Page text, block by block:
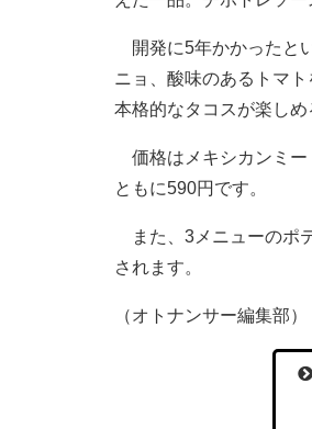
開発に5年かかったと
ニョ、酸味のあるトマ
本格的なタコスが楽しめ
価格はメキシカンミー
ともに590円です。
また、3メニューのポ
されます。
（オトナンサー編集部）